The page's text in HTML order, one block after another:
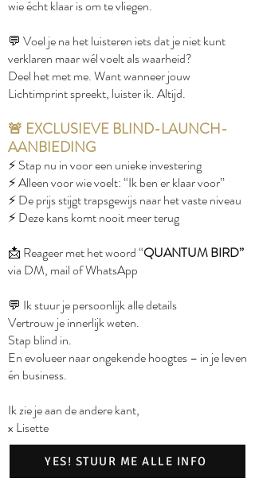
wie écht klaar is om te vliegen.
💬 Voel je na het luisteren iets dat je niet kunt
verklaren maar wél voelt als waarheid?
Deel het met me. Want wanneer jouw
Lichtimprint spreekt, luister ik. Altijd.
🚨 EXCLUSIEVE BLIND-LAUNCH-
AANBIEDING
⚡️ Stap nu in voor een unieke investering
⚡️ Alleen voor wie voelt: “Ik ben er klaar voor”
⚡️ De prijs stijgt trapsgewijs naar het vaste niveau
⚡️ Deze kans komt nooit meer terug
📩 Reageer met het woord “QUANTUM BIRD”
via DM, mail of WhatsApp
💬 Ik stuur je persoonlijk alle details
Vertrouw je innerlijk weten.
Stap blind in.
En evolueer naar ongekende hoogtes – in je leven
én business.
Ik zie je aan de andere kant,
x Lisette
YES! STUUR ME ALLE INFO